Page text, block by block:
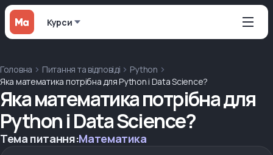
Курси
Головна Питання та відповіді
Python
Яка математика потрібна для Python і Data Science?
Яка математика потрібна для
Python і Data Science?
Тема питання:Математика